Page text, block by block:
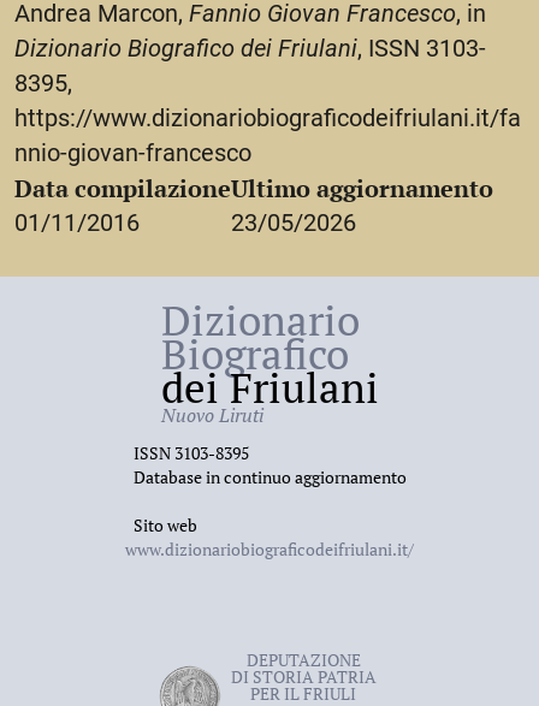
dell’Università di Padova», 15 (1982), 61-104;
A. Gambasin, Thesesin sacra teologia nell’Università
di Padova dal 1815 al 1873
179;
Mille protagonisti per 12 secoli nel Friuli Occidentale
dal 700 al 1900. Dizionario biografico, Pordenone,
EditAdria, 2000, 196;
B. F. Pighin,Il Seminario di Concordia-Pordenone, I,
Fondazione e sviluppo in Portogruaro fino al
trasferimento a Pordenone (1704-1920)
Seminario Diocesano, 2004, 142-143.
Andrea Marcon, Fannio Giovan Francesco, in
Dizionario Biografico dei Friulani, ISSN 3103-
8395,
https://www.dizionariobiograficodeifriulani.it/fa
nnio-giovan-francesco
Data compilazione
01/11/2016
Ultimo aggiornamento
23/05/2026
Dizionario
Biografico
dei Friulani
Nuovo Liruti
ISSN 3103-8395
Database in continuo aggiornamento
Sito web
www.dizionariobiograficodeifriulani.it/
DEPUTAZIONE
DI STORIA PATRIA
PER IL FRIULI